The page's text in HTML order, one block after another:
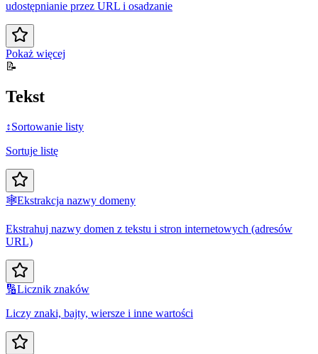
udostępnianie przez URL i osadzanie
Pokaż więcej
📝
Tekst
↕️Sortowanie listy
Sortuje listę
🕸️Ekstrakcja nazwy domeny
Ekstrahuj nazwy domen z tekstu i stron internetowych (adresów
URL)
🔢Licznik znaków
Liczy znaki, bajty, wiersze i inne wartości